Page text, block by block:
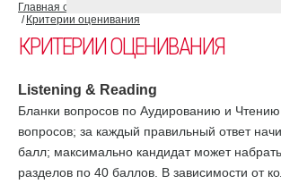
Главная страница
Критерии оценивания
КРИТЕРИИ ОЦЕНИВАНИЯ
Listening & Reading
Бланки вопросов по Аудированию и
вопросов; за каждый правильный ответ
балл; максимально кандидат может
разделов по 40 баллов. В зависимости от